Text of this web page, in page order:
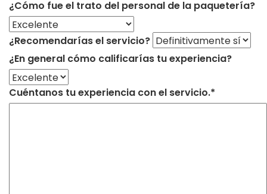
¿Cómo fue el trato del personal de la paquetería?
¿Recomendarías el servicio?
¿En general cómo calificarías tu experiencia?
Cuéntanos tu experiencia con el servicio.*